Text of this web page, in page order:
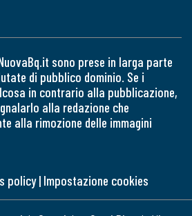
sono prese in larga parte
di pubblico dominio. Se i
in contrario alla pubblicazione,
alla redazione che
alla rimozione delle immagini
policy| Impostazione cookies